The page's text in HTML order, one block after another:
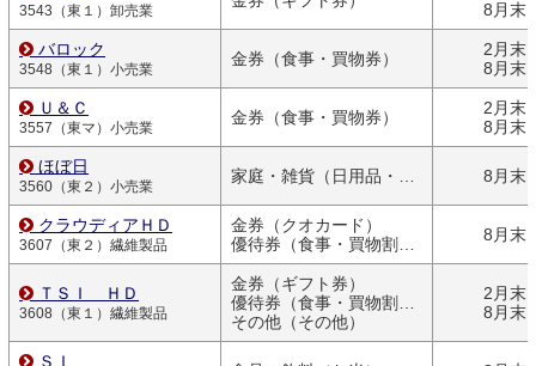
3543（東１）卸売業
8月末
バロック
3548（東１）小売業
金券（食事・買物券）
2月末
8月末
Ｕ＆Ｃ
3557（東マ）小売業
金券（食事・買物券）
2月末
8月末
ほぼ日
3560（東２）小売業
家庭・雑貨（日用品・文房具） 8月末
クラウディアＨＤ
3607（東２）繊維製品
金券（クオカード）
優待券（食事・買物割引券）
8月末
ＴＳＩ ＨＤ
3608（東１）繊維製品
金券（ギフト券）
優待券（食事・買物割引券）
その他（その他）
2月末
8月末
ＳＩ